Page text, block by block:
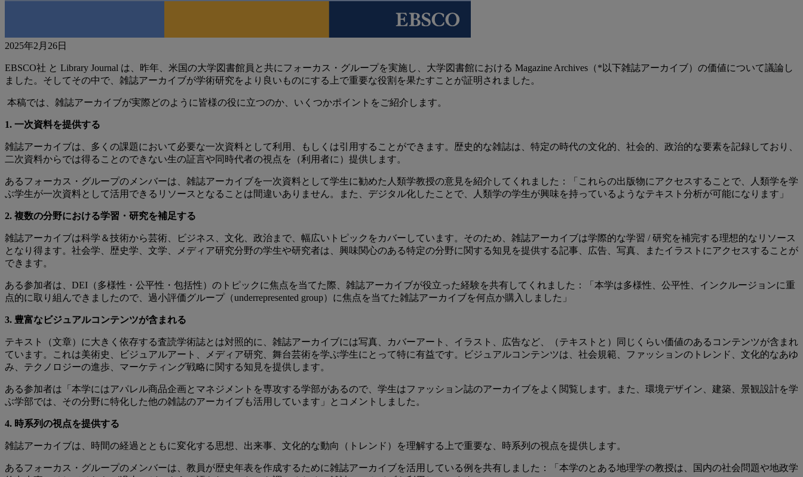
2025年2月26日
EBSCO社 と Library Journal は、昨年、米国の大学図書館員と共にフォーカス・グループを実施し、大学図書館における Magazine Archives（*以下雑誌アーカイブ）の価値について議論し
ました。そしてその中で、雑誌アーカイブが学術研究をより良いものにする上で重要な役割を果たすことが証明されました。
本稿では、雑誌アーカイブが実際どのように皆様の役に立つのか、いくつかポイントをご紹介します。
1. 一次資料を提供する
雑誌アーカイブは、多くの課題において必要な一次資料として利用、もしくは引用することができます。歴史的な雑誌は、特定の時代の文化的、社会的、政治的な要素を記録しており、
二次資料からでは得ることのできない生の証言や同時代者の視点を（利用者に）提供します。
あるフォーカス・グループのメンバーは、雑誌アーカイブを一次資料として学生に勧めた人類学教授の意見を紹介してくれました：「これらの出版物にアクセスすることで、人類学を学
ぶ学生が一次資料として活用できるリソースとなることは間違いありません。また、デジタル化したことで、人類学の学生が興味を持っているようなテキスト分析が可能になります」
2. 複数の分野における学習・研究を補足する
雑誌アーカイブは科学＆技術から芸術、ビジネス、文化、政治まで、幅広いトピックをカバーしています。そのため、雑誌アーカイブは学際的な学習 / 研究を補完する理想的なリソース
となり得ます。社会学、歴史学、文学、メディア研究分野の学生や研究者は、興味関心のある特定の分野に関する知見を提供する記事、広告、写真、またイラストにアクセスすることが
できます。
ある参加者は、DEI（多様性・公平性・包括性）のトピックに焦点を当てた際、雑誌アーカイブが役立った経験を共有してくれました：「本学は多様性、公平性、インクルージョンに重
点的に取り組んできましたので、過小評価グループ（underrepresented group）に焦点を当てた雑誌アーカイブを何点か購入しました」
3. 豊富なビジュアルコンテンツが含まれる
テキスト（文章）に大きく依存する査読学術誌とは対照的に、雑誌アーカイブには写真、カバーアート、イラスト、広告など、（テキストと）同じくらい価値のあるコンテンツが含まれ
ています。これは美術史、ビジュアルアート、メディア研究、舞台芸術を学ぶ学生にとって特に有益です。ビジュアルコンテンツは、社会規範、ファッションのトレンド、文化的なあゆ
み、テクノロジーの進歩、マーケティング戦略に関する知見を提供します。
ある参加者は「本学にはアパレル商品企画とマネジメントを専攻する学部があるので、学生はファッション誌のアーカイブをよく閲覧します。また、環境デザイン、建築、景観設計を学
ぶ学部では、その分野に特化した他の雑誌のアーカイブも活用しています」とコメントしました。
4. 時系列の視点を提供する
雑誌アーカイブは、時間の経過とともに変化する思想、出来事、文化的な動向（トレンド）を理解する上で重要な、時系列の視点を提供します。
あるフォーカス・グループのメンバーは、教員が歴史年表を作成するために雑誌アーカイブを活用している例を共有しました：「本学のとある地理学の教授は、国内の社会問題や地政学